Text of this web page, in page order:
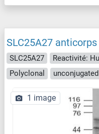
SLC25A27
SLC25A27 Reactivité:
Polyclonal
unconjugated
1 image